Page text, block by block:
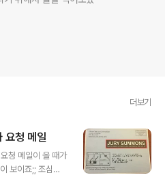
더보기
청 메일
청 메일이 올 때가
보이죠;; 조심하